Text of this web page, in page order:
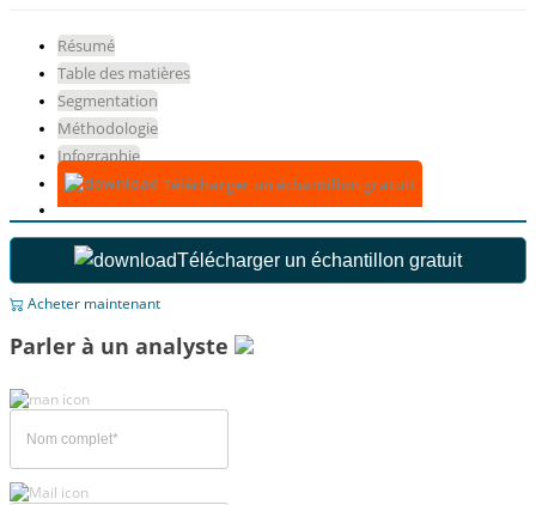
Résumé
Table des matières
Segmentation
Méthodologie
Infographie
Télécharger un échantillon gratuit
Télécharger un échantillon gratuit
Acheter maintenant
Parler à un analyste